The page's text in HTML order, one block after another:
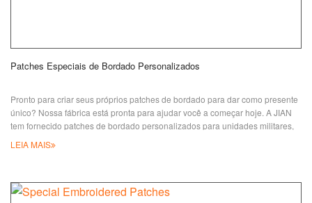
Patches Especiais de Bordado Personalizados
Pronto para criar seus próprios patches de bordado para dar como presente
único? Nossa fábrica está pronta para ajudar você a começar hoje. A JIAN
tem fornecido patches de bordado personalizados para unidades militares,
acampamentos, escotismo, artes marciais ou qualquer outro propósito desde
LEIA MAIS